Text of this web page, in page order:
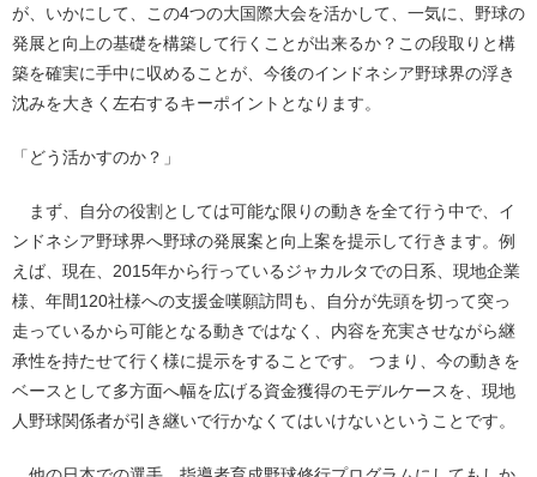
が、いかにして、この4つの大国際大会を活かして、一気に、野球の
発展と向上の基礎を構築して行くことが出来るか？この段取りと構
築を確実に手中に収めることが、今後のインドネシア野球界の浮き
沈みを大きく左右するキーポイントとなります。
「どう活かすのか？」
まず、自分の役割としては可能な限りの動きを全て行う中で、イ
ンドネシア野球界へ野球の発展案と向上案を提示して行きます。例
えば、現在、2015年から行っているジャカルタでの日系、現地企業
様、年間120社様への支援金嘆願訪問も、自分が先頭を切って突っ
走っているから可能となる動きではなく、内容を充実させながら継
承性を持たせて行く様に提示をすることです。 つまり、今の動きを
ベースとして多方面へ幅を広げる資金獲得のモデルケースを、現地
人野球関係者が引き継いで行かなくてはいけないということです。